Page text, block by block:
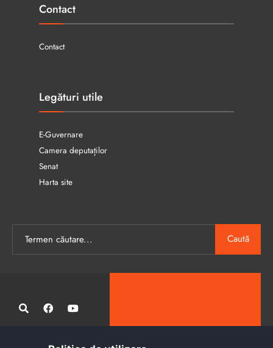
Contact
Contact
Legături utile
E-Guvernare
Camera deputaților
Senat
Harta site
Caută